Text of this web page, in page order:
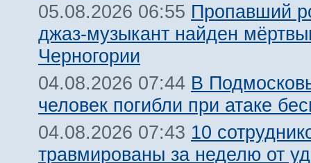
05.08.2026 06:55 Пропавший
джаз-музыкант найден
Черногории
04.08.2026 07:44 В
человек погибли при атаке
04.08.2026 07:43 10
травмированы за неделю от